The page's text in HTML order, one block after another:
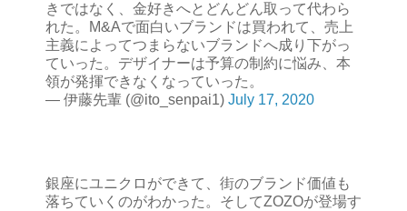
きではなく、金好きへとどんどん取って代わら
れた。M&Aで面白いブランドは買われて、売上
主義によってつまらないブランドへ成り下がっ
ていった。デザイナーは予算の制約に悩み、本
領が発揮できなくなっていった。
— 伊藤先輩 (@ito_senpai1) July 17, 2020
銀座にユニクロができて、街のブランド価値も
落ちていくのがわかった。そしてZOZOが登場す